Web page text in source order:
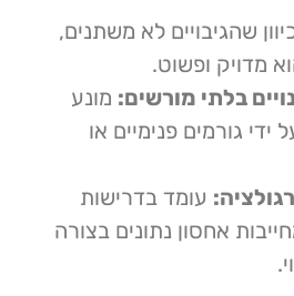
שהגיבויים לא משתנים,
מדויק ופשוט.
בלתי מורשים: מונע
ידי גורמים פנימיים או
עומד בדרישות
אחסון נתונים בצורה